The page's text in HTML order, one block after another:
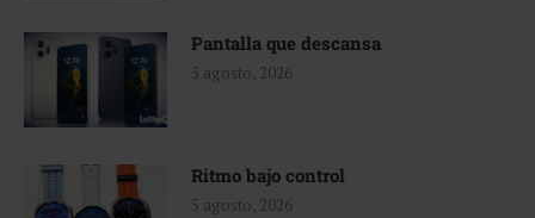
Pantalla que descansa
5 agosto, 2026
Ritmo bajo control
5 agosto, 2026